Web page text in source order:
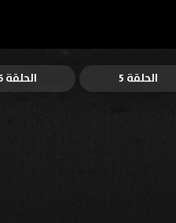
الحلقة 5 الحلقة 6